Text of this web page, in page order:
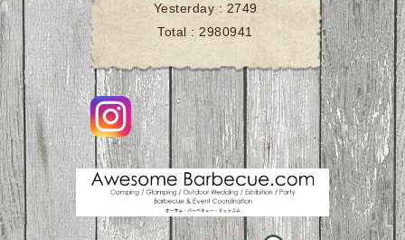
Yesterday : 2749
Total :2980941